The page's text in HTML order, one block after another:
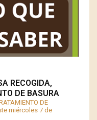
RECOGIDA,
DE BASURA
DE
miércoles 7 de